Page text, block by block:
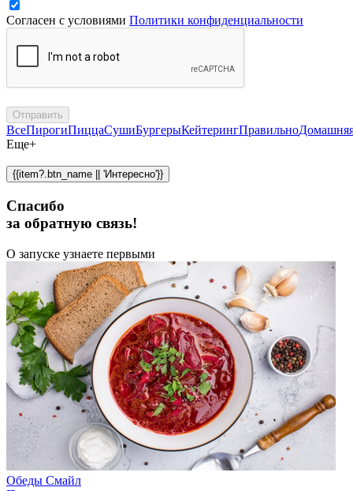
Согласен с условиями Политики конфиденциальности
Отправить
ВсеПирогиПиццаСушиБургерыКейтерингПравильно
Еще+
{{item?.btn_name || 'Интересно'}}
Спасибо
за обратную связь!
О запуске узнаете первыми
Обеды Смайл